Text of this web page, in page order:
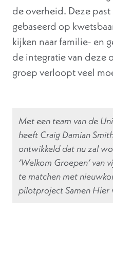
de overheid. Deze
gebaseerd op
kijken naar familie- en
de integratie van deze
groep verloopt veel
Met een team van de
heeft Craig Damian
ontwikkeld dat nu zal
‘Welkom Groepen’ van
te matchen met
pilotproject Samen Hier